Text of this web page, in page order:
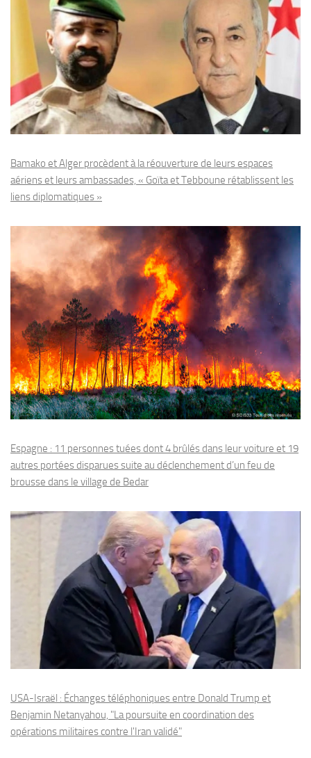
Bamako et Alger procèdent à la réouverture de leurs espaces
aériens et leurs ambassades, « Goïta et Tebboune rétablissent les
liens diplomatiques »
Espagne : 11 personnes tuées dont 4 brûlés dans leur voiture et 19
autres portées disparues suite au déclenchement d’un feu de
brousse dans le village de Bedar
USA-Israël : Échanges téléphoniques entre Donald Trump et
Benjamin Netanyahou, "La poursuite en coordination des
opérations militaires contre l'Iran validé"